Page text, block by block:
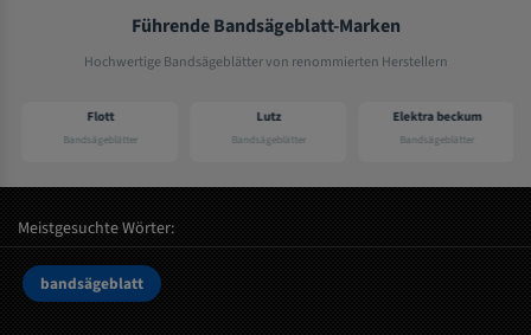
Führende Bandsägeblatt-Marken
Hochwertige Bandsägeblätter von renommierten Herstellern
Flott
Bandsägeblätter
Lutz
Bandsägeblätter
Elektra beckum
Bandsägeblätter
Meistgesuchte Wörter:
bandsägeblatt